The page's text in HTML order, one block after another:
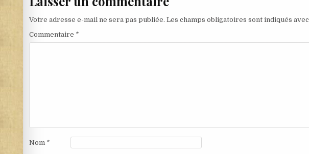
Votre adresse e-mail ne sera pas publiée. Les champs obligatoires sont indiqués avec
Commentaire *
Nom *